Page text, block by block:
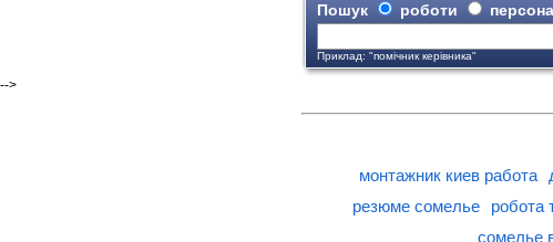
Пошук роботи
Приклад: "помічник керівника"
-->
монтажник киев работа
резюме сомелье
робота
сомелье